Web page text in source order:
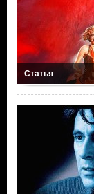
Статья